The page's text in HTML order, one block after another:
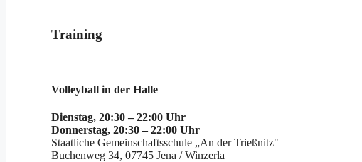
Training
Volleyball in der Halle
Dienstag, 20:30 – 22:00 Uhr
Donnerstag, 20:30 – 22:00 Uhr
Staatliche Gemeinschaftsschule „An der Trießnitz"
Buchenweg 34, 07745 Jena / Winzerla